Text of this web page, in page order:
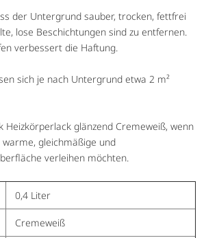
der Untergrund sauber, trocken, fettfrei
lose Beschichtungen sind zu entfernen.
verbessert die Haftung.
sich je nach Untergrund etwa 2 m²
Heizkörperlack glänzend Cremeweiß, wenn
gleichmäßige und
verleihen möchten.
0,4 Liter
Cremeweiß